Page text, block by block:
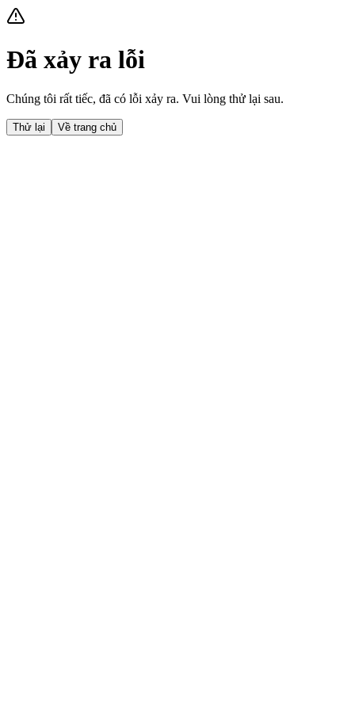
Đã xảy ra lỗi
Chúng tôi rất tiếc, đã có lỗi xảy ra. Vui lòng thử lại sau.
Thử lại Về trang chủ